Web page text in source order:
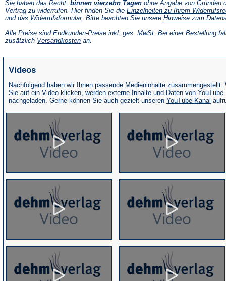
Sie haben das Recht, binnen vierzehn Tagen ohne Angabe von Gründen
Vertrag zu widerrufen. Hier finden Sie die Einzelheiten zu Ihrem
und das Widerrufsformular(Öffnet
einem
neuen
. Bitte beachten Sie unsere Hinweise zum
Alle Preise sind Endkunden-Preise inkl. ges. MwSt. Bei einer Bestellung
zusätzlich Versandkosten(Öffnet
an.
Videos
Nachfolgend haben wir Ihnen passende Medieninhalte zusammengestellt.
Sie auf ein Video klicken, werden externe Inhalte und Daten von YouTube
nachgeladen. Gerne können Sie auch gezielt unseren YouTube-Kanal